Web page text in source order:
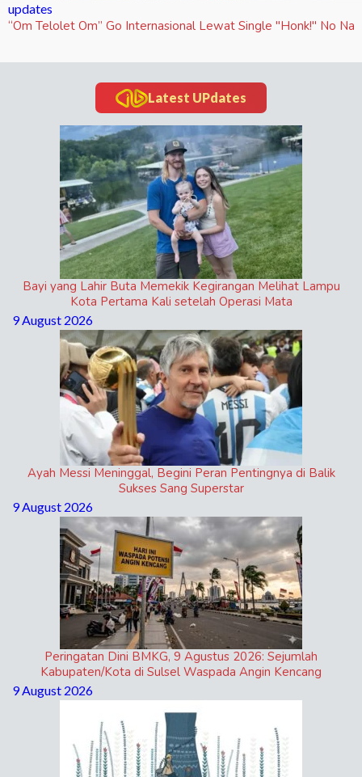
updates
“Om Telolet Om” Go Internasional Lewat Single "Honk!" No Na
Latest UPdates
Bayi yang Lahir Buta Memekik Kegirangan Melihat Lampu
Kota Pertama Kali setelah Operasi Mata
9 August 2026
Ayah Messi Meninggal, Begini Peran Pentingnya di Balik
Sukses Sang Superstar
9 August 2026
Peringatan Dini BMKG, 9 Agustus 2026: Sejumlah
Kabupaten/Kota di Sulsel Waspada Angin Kencang
9 August 2026